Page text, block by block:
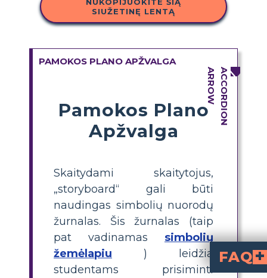
SIUŽETINĘ LENTĄ
PAMOKOS PLANO APŽVALGA
Pamokos Plano
Apžvalga
Skaitydami skaitytojus,
„storyboard“ gali būti
naudingas simbolių nuorodų
žurnalas. Šis žurnalas (taip
pat vadinamas simbolių
žemėlapiu ) leidžia
studentams prisiminti
FAQ